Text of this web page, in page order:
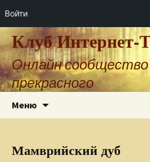
Войти
Клуб Интернет-
Онлайн
прекрасного
Меню
Мамврийский дуб